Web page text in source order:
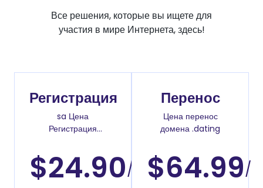
Все решения, которые вы ищете для
участия в мире Интернета, здесь!
Регистрация
sa Цена
Регистрация
$24.90/
Перенос
Цена перенос
домена .dating
$64.99/